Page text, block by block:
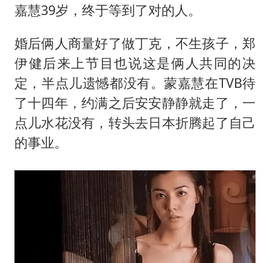
嘉慧39岁，终于等到了对的人。
婚后俩人商量好了做丁克，不生孩子，郑
伊健后来上节目也说这是俩人共同的决
定，半点儿遗憾都没有。蒙嘉慧在TVB待
了十四年，约满之后安安静静就走了，一
点儿水花没有，转头去日本折腾起了自己
的事业。